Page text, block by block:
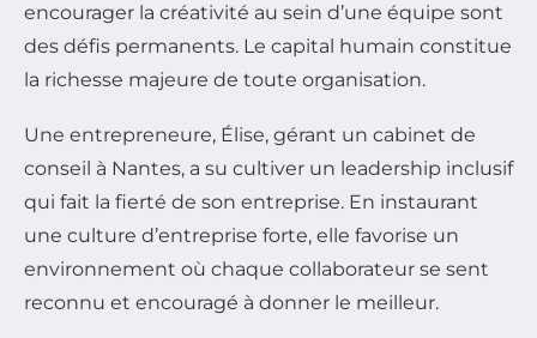
encourager la créativité au sein d’une équipe sont
des défis permanents. Le capital humain constitue
la richesse majeure de toute organisation.
Une entrepreneure, Élise, gérant un cabinet de
conseil à Nantes, a su cultiver un leadership inclusif
qui fait la fierté de son entreprise. En instaurant
une culture d’entreprise forte, elle favorise un
environnement où chaque collaborateur se sent
reconnu et encouragé à donner le meilleur.